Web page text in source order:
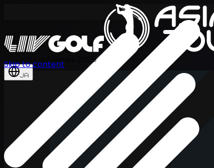
International Series 2026
JA
Skip to content